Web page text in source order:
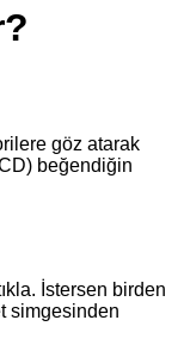
göz atarak
beğendiğin
İstersen birden
simgesinden